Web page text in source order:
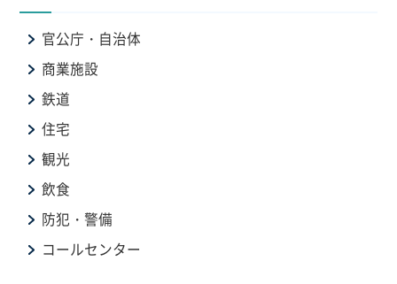
官公庁・自治体
商業施設
鉄道
住宅
観光
飲食
防犯・警備
コールセンター